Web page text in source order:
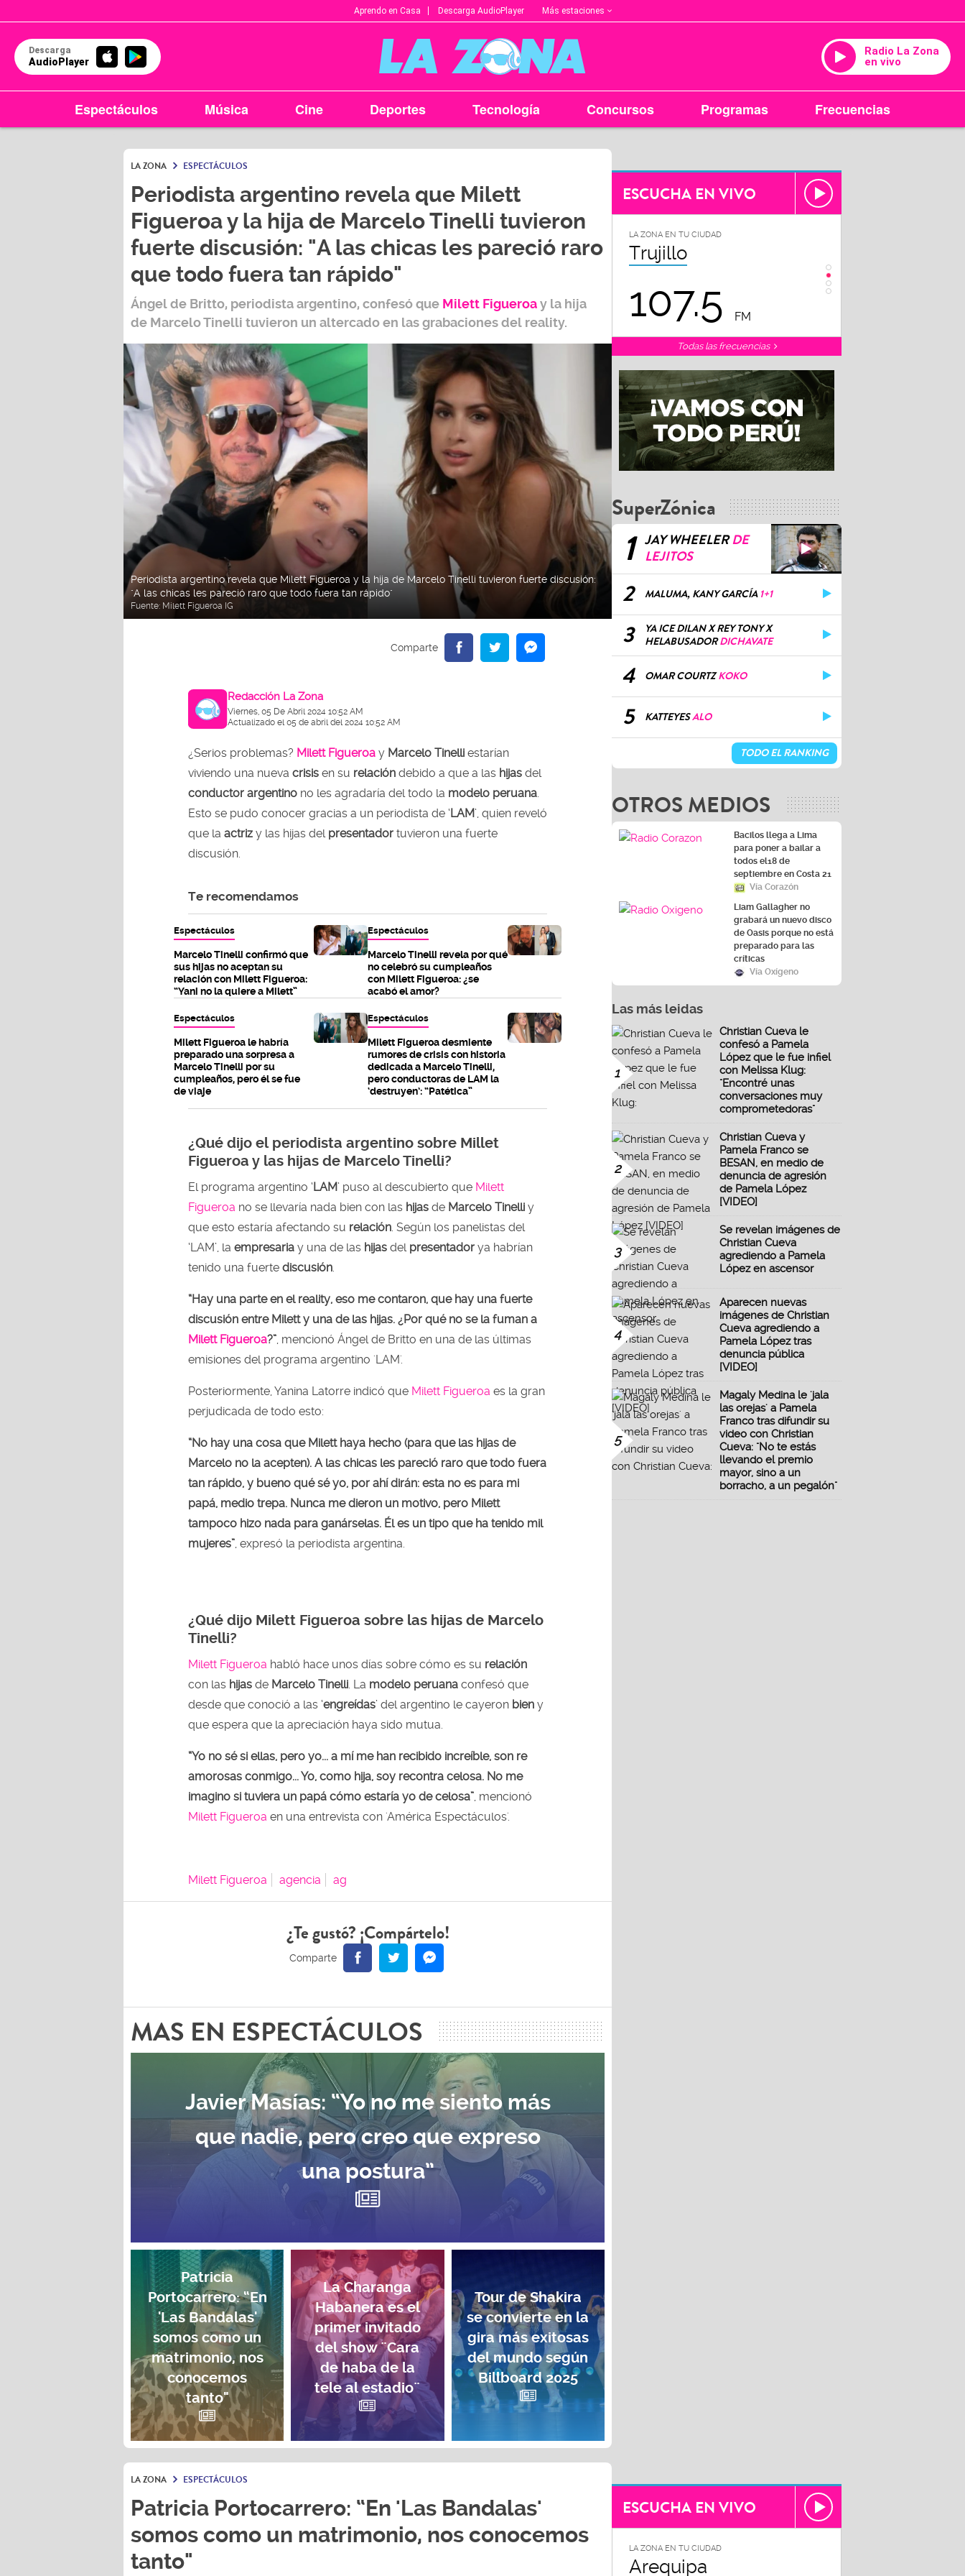
Aprendo en Casa Descarga AudioPlayer Más estaciones
Descarga
AudioPlayer
Radio La Zona
en vivo
Espectáculos Música Cine Deportes Tecnología Concursos Programas Frecuencias
LA ZONA ESPECTÁCULOS
Periodista argentino revela que Milett
Figueroa y la hija de Marcelo Tinelli tuvieron
fuerte discusión: "A las chicas les pareció raro
que todo fuera tan rápido"
Ángel de Britto, periodista argentino, confesó que Milett Figueroay la hija
de Marcelo Tinelli tuvieron un altercado en las grabaciones del reality.
Periodista argentino revela que Milett Figueroa y la hija de Marcelo Tinelli tuvieron fuerte discusión:
"A las chicas les pareció raro que todo fuera tan rápido"
Fuente: Milett Figueroa IG
Redacción La Zona
Viernes, 05 De Abril 2024 10:52 AM
Actualizado el 05 de abril del 2024 10:52 AM
¿Serios problemas? Milett Figueroa y Marcelo Tinelli estarían
viviendo una nueva crisis en su relación debido a que a las hijas del
conductor argentino no les agradaría del todo la modelo peruana
Esto se pudo conocer gracias a un periodista de ‘LAM’, quien reveló
que la actriz y las hijas del presentador tuvieron una fuerte
discusión.
Te recomendamos
Espectáculos
Marcelo Tinelli confirmó que
sus hijas no aceptan su
relación con Milett Figueroa:
“Yani no la quiere a Milett”
Espectáculos
Marcelo Tinelli revela por qué
no celebró su cumpleaños
con Milett Figueroa: ¿se
acabó el amor?
Espectáculos
Milett Figueroa le habría
preparado una sorpresa a
Marcelo Tinelli por su
cumpleaños, pero él se fue
de viaje
Espectáculos
Milett Figueroa desmiente
rumores de crisis con historia
dedicada a Marcelo Tinelli,
pero conductoras de LAM la
‘destruyen’: “Patética”
¿Qué dijo el periodista argentino sobre Millet
Figueroa y las hijas de Marcelo Tinelli?
El programa argentino ‘LAM’ puso al descubierto que Milett
Figueroa no se llevaría nada bien con las hijas de Marcelo Tinelli y
que esto estaría afectando su relación . Según los panelistas del
‘LAM’, la empresaria y una de las hijas del presentador ya habrían
tenido una fuerte discusión
“Hay una parte en el reality, eso me contaron, que hay una fuerte
discusión entre Milett y una de las hijas. ¿Por qué no se la fuman a
Milett Figueroa?” , mencionó Ángel de Britto en una de las últimas
emisiones del programa argentino 'LAM'.
Posteriormente, Yanina Latorre indicó que Milett Figueroa es la gran
perjudicada de todo esto:
“No hay una cosa que Milett haya hecho (para que las hijas de
Marcelo no la acepten). A las chicas les pareció raro que todo fuera
tan rápido, y bueno qué sé yo, por ahí dirán: esta no es para mi
papá, medio trepa. Nunca me dieron un motivo, pero Milett
tampoco hizo nada para ganárselas. Él es un tipo que ha tenido mil
mujeres” , expresó la periodista argentina.
¿Qué dijo Milett Figueroa sobre las hijas de Marcelo
Tinelli?
Milett Figueroa habló hace unos días sobre cómo es su relación
con las hijas de Marcelo Tinelli . La modelo peruana confesó que
desde que conoció a las ‘engreídas’ del argentino le cayeron bien y
que espera que la apreciación haya sido mutua.
“Yo no sé si ellas, pero yo... a mí me han recibido increíble, son re
amorosas conmigo... Yo, como hija, soy recontra celosa. No me
imagino si tuviera un papá cómo estaría yo de celosa” , mencionó
Milett Figueroa en una entrevista con 'América Espectáculos'.
Milett Figueroa agencia ag
¿Te gustó? ¡Compártelo!
MAS EN ESPECTÁCULOS
Javier Masías: “Yo no me siento más
que nadie, pero creo que expreso
una postura”
Patricia
Portocarrero: “En
'Las Bandalas'
somos como un
matrimonio, nos
conocemos
tanto"
La Charanga
Habanera es el
primer invitado
del show ¨Cara
de haba de la
tele al estadio¨
Tour de Shakira
se convierte en la
gira más exitosas
del mundo según
Billboard 2025
ESCUCHA EN VIVO
Arequipa
95.9 FM
LA ZONA EN TU CIUDAD
Trujillo
107.5 FM 102.3
Todas las frecuencias
SuperZónica
1 JAY WHEELERDE
LEJITOS
2 MALUMA, KANY GARCÍA 1+1
3
YA ICE DILAN X REY TONY X
HELABUSADORDICHAVATE
4 OMAR COURTZKOKO
5 KATTEYESALO
TODO EL RANKING
OTROS MEDIOS
Bacilos llega a Lima
para poner a bailar a
todos el18 de
septiembre en Costa 21
Vía Corazón
Liam Gallagher no
grabará un nuevo disco
de Oasis porque no está
preparado para las
críticas
Vía Oxígeno
Las más leidas
1
Christian Cueva le
confesó a Pamela
López que le fue infiel
con Melissa Klug:
"Encontré unas
conversaciones muy
comprometedoras"
2
Christian Cueva y
Pamela Franco se
BESAN, en medio de
denuncia de agresión
de Pamela López
[VIDEO]
3
Se revelan imágenes de
Christian Cueva
agrediendo a Pamela
López en ascensor
4
Aparecen nuevas
imágenes de Christian
Cueva agrediendo a
Pamela López tras
denuncia pública
[VIDEO]
5
Magaly Medina le 'jala
las orejas' a Pamela
Franco tras difundir su
video con Christian
Cueva: "No te estás
llevando el premio
mayor, sino a un
borracho, a un pegalón"
LA ZONA ESPECTÁCULOS
Patricia Portocarrero: “En 'Las Bandalas'
somos como un matrimonio, nos conocemos
tanto"
ESCUCHA EN VIVO
LA ZONA EN TU CIUDAD
Arequipa